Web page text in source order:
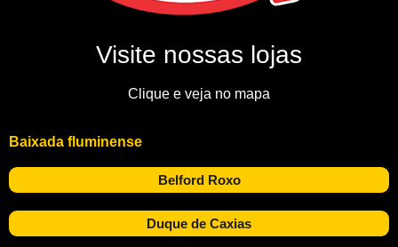
Visite nossas lojas
Clique e veja no mapa
Baixada fluminense
Belford Roxo
Duque de Caxias